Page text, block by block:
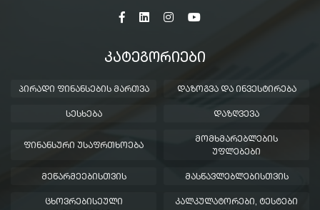
ᲙᲐᲢᲔᲒᲝᲠᲘᲔᲑᲘ
ᲞᲘᲠᲐᲓᲘ ᲤᲘᲜᲐᲜᲡᲔᲑᲘᲡ ᲛᲐᲠᲗᲕᲐ ᲓᲐᲖᲝᲒᲕᲐ ᲓᲐ ᲘᲜᲕᲔᲡᲢᲘᲠᲔᲑᲐ
ᲡᲔᲡᲮᲔᲑᲐ ᲓᲐᲖᲦᲕᲔᲕᲐ
ᲤᲘᲜᲐᲜᲡᲣᲠᲘ ᲣᲡᲐᲤᲠᲗᲮᲝᲔᲑᲐ
ᲛᲝᲛᲮᲛᲐᲠᲔᲑᲚᲔᲑᲘᲡ
ᲣᲤᲚᲔᲑᲔᲑᲘ
ᲛᲔᲬᲐᲠᲛᲔᲔᲑᲘᲡᲗᲕᲘᲡ ᲛᲐᲡᲬᲐᲕᲚᲔᲑᲚᲔᲑᲘᲡᲗᲕᲘᲡ
ᲪᲮᲝᲕᲠᲔᲑᲘᲡᲔᲣᲚᲘ
ᲙᲐᲚᲙᲣᲚᲐᲢᲝᲠᲔᲑᲘ, ᲢᲔᲡᲢᲔᲑᲘ